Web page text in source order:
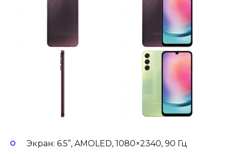
Экран: 6.5”, AMOLED, 1080×2340, 90 Гц